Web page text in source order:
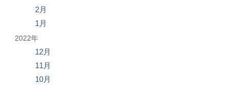
2月
1月
2022年
12月
11月
10月